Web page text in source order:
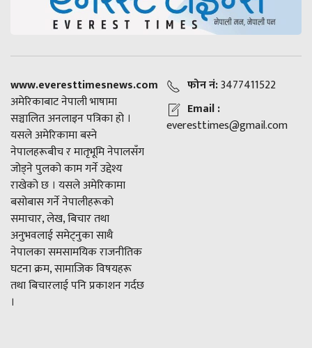
www.everesttimesnews.com
अमेरिकाबाट नेपाली भाषामा
सञ्चालित अनलाइन पत्रिका हो ।
यसले अमेरिकामा बस्ने
नेपालहरूबीच र मातृभूमि नेपालसँग
जोड्ने पुलको काम गर्ने उद्देश्य
राखेको छ । यसले अमेरिकामा
बसोबास गर्ने नेपालीहरूको
समाचार, लेख, बिचार तथा
अनुभवलाई समेट्नुका साथै
नेपालका समसामयिक राजनीतिक
घटना क्रम, सामाजिक विषयहरू
तथा बिचारलाई पनि प्रकाशन गर्दछ
।
फोन नं:3477411522
Email :
everesttimes@gmail.com